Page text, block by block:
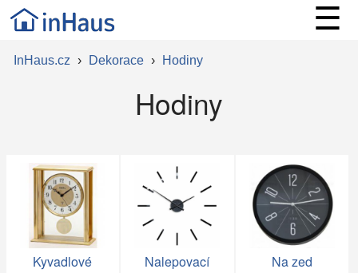
☰
InHaus.cz › Dekorace › Hodiny
Hodiny
Kyvadlové Nalepovací Na zeď